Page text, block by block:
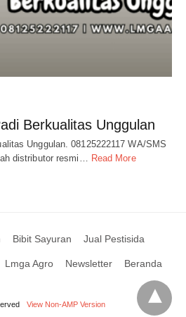
Berkualitas Unggulan
Unggulan. 08125222117 WA/SMS
distributor resmi… Read More
Bibit Sayuran Jual Pestisida
Lmga Agro Newsletter Beranda
View Non-AMP Version